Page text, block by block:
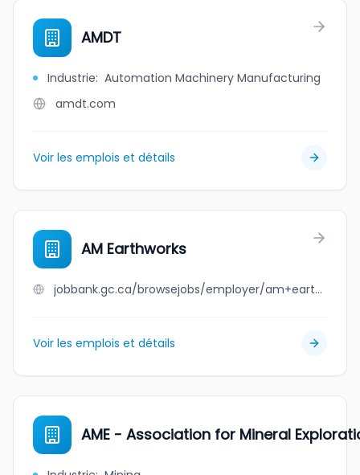
AMDT
Industrie: Automation Machinery Manufacturing
amdt.com
Voir les emplois et détails
AM Earthworks
jobbank.gc.ca/browsejobs/employer/am+earthworks/ca
Voir les emplois et détails
AME - Association for Mineral